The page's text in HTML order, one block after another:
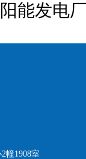
能发电
幢1908室